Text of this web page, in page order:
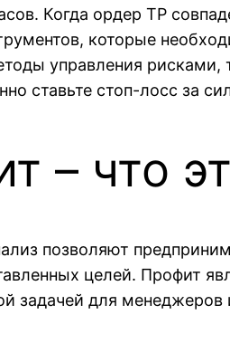
Когда ордер TP
которые
управления
ставьте стоп-лосс за
– что
позволяют
целей. Профит
задачей для